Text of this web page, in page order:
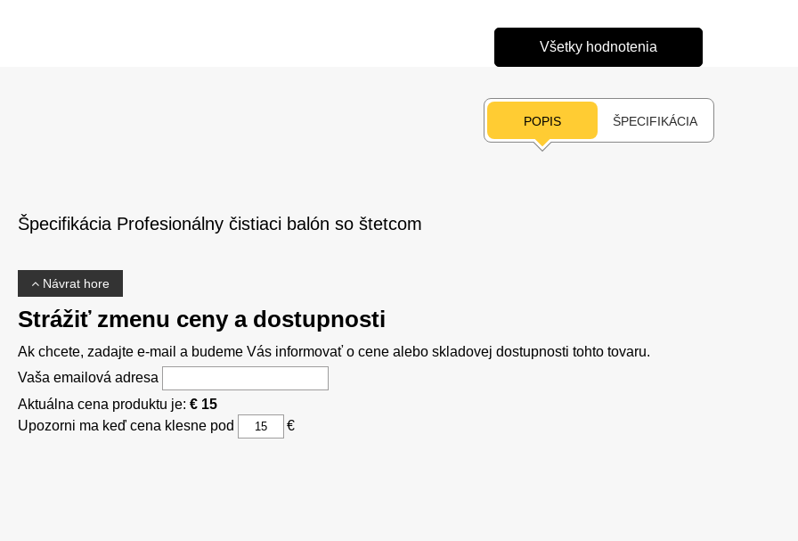
Všetky hodnotenia
POPIS ŠPECIFIKÁCIA
Špecifikácia Profesionálny čistiaci balón so štetcom
Návrat hore
Strážiť zmenu ceny a dostupnosti
Ak chcete, zadajte e-mail a budeme Vás informovať o cene alebo skladovej dostupnosti tohto tovaru.
Vaša emailová adresa
Aktuálna cena produktu je: € 15
Upozorni ma keď cena klesne pod
€